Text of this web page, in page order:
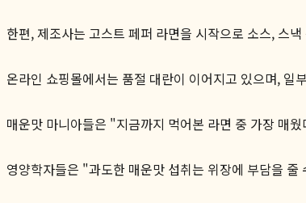
한편, 제조사는 고스트 페퍼 라면을 시작으로 소스, 스
온라인 쇼핑몰에서는 품절 대란이 이어지고 있으며,
매운맛 마니아들은 "지금까지 먹어본 라면 중 가장 매
영양학자들은 "과도한 매운맛 섭취는 위장에 부담을